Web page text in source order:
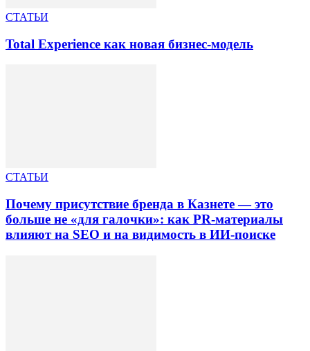
СТАТЬИ
Total Experience как новая бизнес-модель
СТАТЬИ
Почему присутствие бренда в Казнете — это
больше не «для галочки»: как PR-материалы
влияют на SEO и на видимость в ИИ-поиске